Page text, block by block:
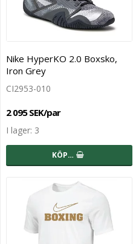
Nike HyperKO 2.0 Boxsko,
Iron Grey
CI2953-010
2 095 SEK/par
I lager: 3
KÖP…